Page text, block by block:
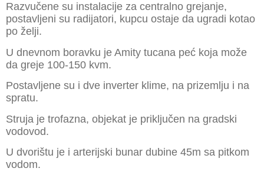
Razvučene su instalacije za centralno grejanje,
postavljeni su radijatori, kupcu ostaje da ugradi kotao
po želji.
U dnevnom boravku je Amity tucana peć koja može
da greje 100-150 kvm.
Postavljene su i dve inverter klime, na prizemlju i na
spratu.
Struja je trofazna, objekat je priključen na gradski
vodovod.
U dvorištu je i arterijski bunar dubine 45m sa pitkom
vodom.